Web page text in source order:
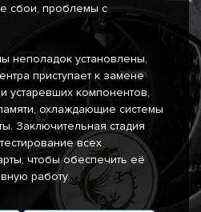
сбои, проблемы с
неполадок установлены,
приступает к замене
устаревших компонентов,
охлаждающие системы
Заключительная стадия
всех
чтобы обеспечить её
работу.